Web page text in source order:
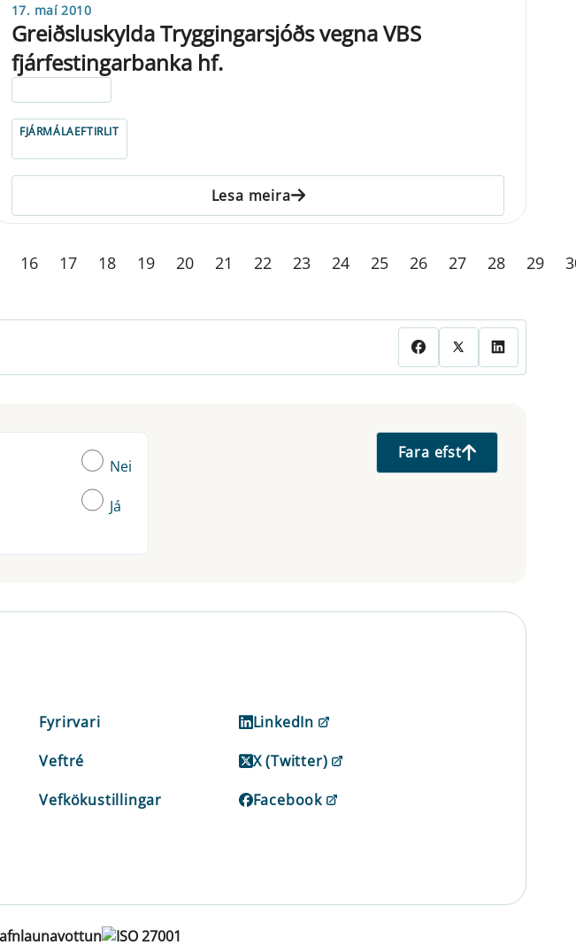
17. maí 2010
Greiðsluskylda Tryggingarsjóðs vegna VBS
fjárfestingarbanka hf.
FJÁRMÁLAEFTIRLIT
Lesa meira
16 17 18 19 20 21 22 23 24 25 26 27 28 29
Nei
Já
Fara efst
Fyrirvari
Veftré
Vefkökustillingar
LinkedIn
X (Twitter)
Facebook